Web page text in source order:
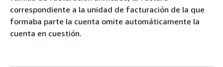
correspondiente a la unidad de facturación de la que
formaba parte la cuenta omite automáticamente la
cuenta en cuestión.